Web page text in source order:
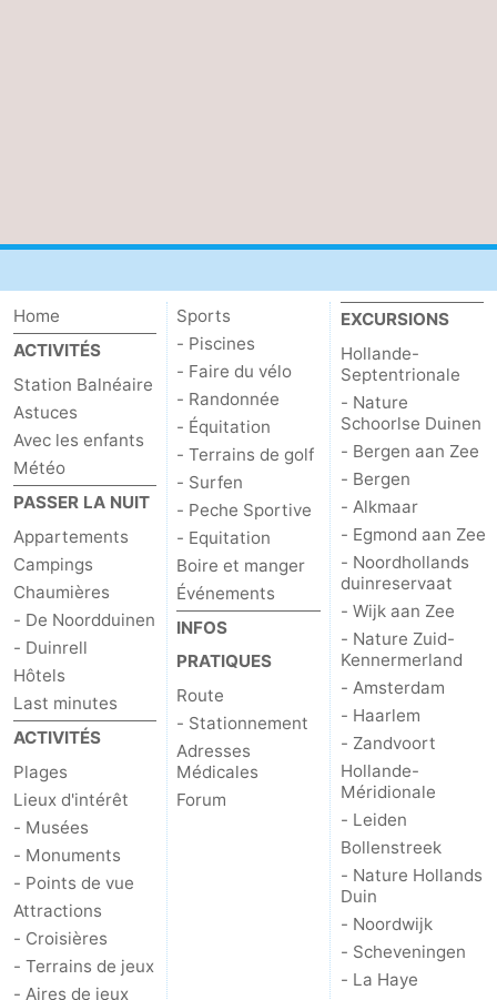
Home
ACTIVITÉS
Station Balnéaire
Astuces
Avec les enfants
Météo
PASSER LA NUIT
Appartements
Campings
Chaumières
- De Noordduinen
- Duinrell
Hôtels
Last minutes
ACTIVITÉS
Plages
Lieux d'intérêt
- Musées
- Monuments
- Points de vue
Attractions
- Croisières
- Terrains de jeux
- Aires de jeux
Sports
- Piscines
- Faire du vélo
- Randonnée
- Équitation
- Terrains de golf
- Surfen
- Peche Sportive
- Equitation
Boire et manger
Événements
INFOS
PRATIQUES
Route
- Stationnement
Adresses
Médicales
Forum
EXCURSIONS
Hollande-
Septentrionale
- Nature
Schoorlse Duinen
- Bergen aan Zee
- Bergen
- Alkmaar
- Egmond aan Zee
- Noordhollands
duinreservaat
- Wijk aan Zee
- Nature Zuid-
Kennermerland
- Amsterdam
- Haarlem
- Zandvoort
Hollande-
Méridionale
- Leiden
Bollenstreek
- Nature Hollands
Duin
- Noordwijk
- Scheveningen
- La Haye